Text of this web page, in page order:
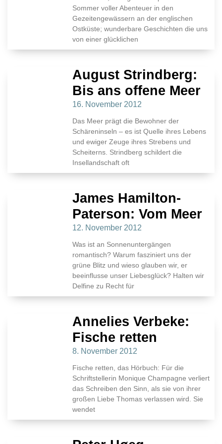
Sommer voller Abenteuer in den
Gezeitengewässern an der englischen
Ostküste; wunderbare Geschichten die uns
von einer glücklichen
August Strindberg:
Bis ans offene Meer
16. November 2012
Das Meer prägt die Bewohner der
Schäreninseln – es ist Quelle ihres Lebens
und ewiger Zeuge ihres Strebens und
Scheiterns. Strindberg schildert die
Insellandschaft oft
James Hamilton-
Paterson: Vom Meer
12. November 2012
Was ist an Sonnenuntergängen
romantisch? Warum fasziniert uns der
grüne Blitz und wieso glauben wir, er
beeinflusse unser Liebesglück? Halten wir
Delfine zu Recht für
Annelies Verbeke:
Fische retten
8. November 2012
Fische retten, das Hörbuch: Für die
Schriftstellerin Monique Champagne verliert
das Schreiben den Sinn, als sie von ihrer
großen Liebe Thomas verlassen wird. Sie
wendet